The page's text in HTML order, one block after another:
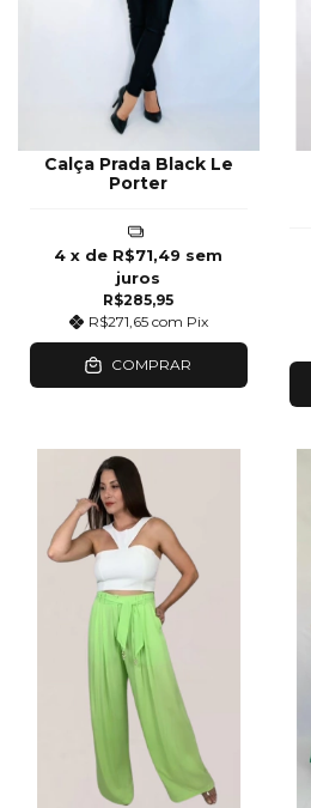
Calça Prada Black Le
Porter
R$285,95
R$271,65 com Pix
4 x de R$71,49 sem
juros
COMPRAR